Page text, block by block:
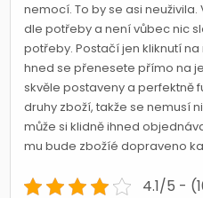
nemocí. To by se asi
dle potřeby a není vůbec nic
potřeby. Postačí jen kliknutí
hned se přenesete přímo na
skvěle postaveny a perfektně
druhy zboží, takže se nemusí
může si klidně ihned
mu bude zbožíé dopraveno
4.1/5 -